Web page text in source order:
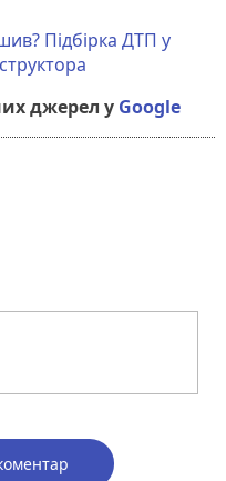
Підбірка ДТП у
джерел у Google